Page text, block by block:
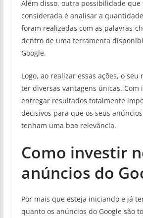
Além disso, outra possibilidade que
considerada é analisar a
foram realizadas com as palavras-
dentro de uma ferramenta
Google.
Logo, ao realizar essas ações, o seu
ter diversas vantagens únicas. Com
entregar resultados totalmente
decisivos para que os seus
tenham uma boa relevância.
Como investir
anúncios do
Por mais que esteja iniciando e já
quanto os anúncios do Google são